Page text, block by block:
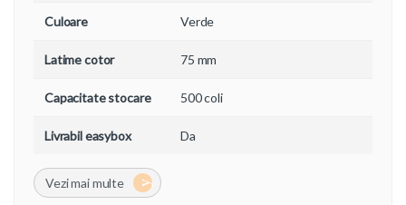
Culoare Verde
Latime cotor 75 mm
Capacitate stocare 500 coli
Livrabil easybox Da